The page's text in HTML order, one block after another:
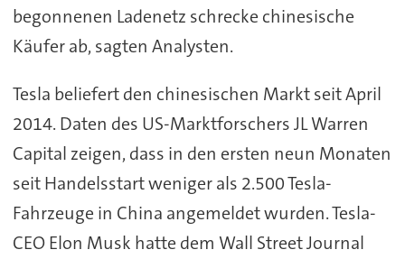
begonnenen Ladenetz schrecke chinesische
Käufer ab, sagten Analysten.
Tesla beliefert den chinesischen Markt seit April
2014. Daten des US-Marktforschers JL Warren
Capital zeigen, dass in den ersten neun Monaten
seit Handelsstart weniger als 2.500 Tesla-
Fahrzeuge in China angemeldet wurden. Tesla-
CEO Elon Musk hatte dem Wall Street Journal